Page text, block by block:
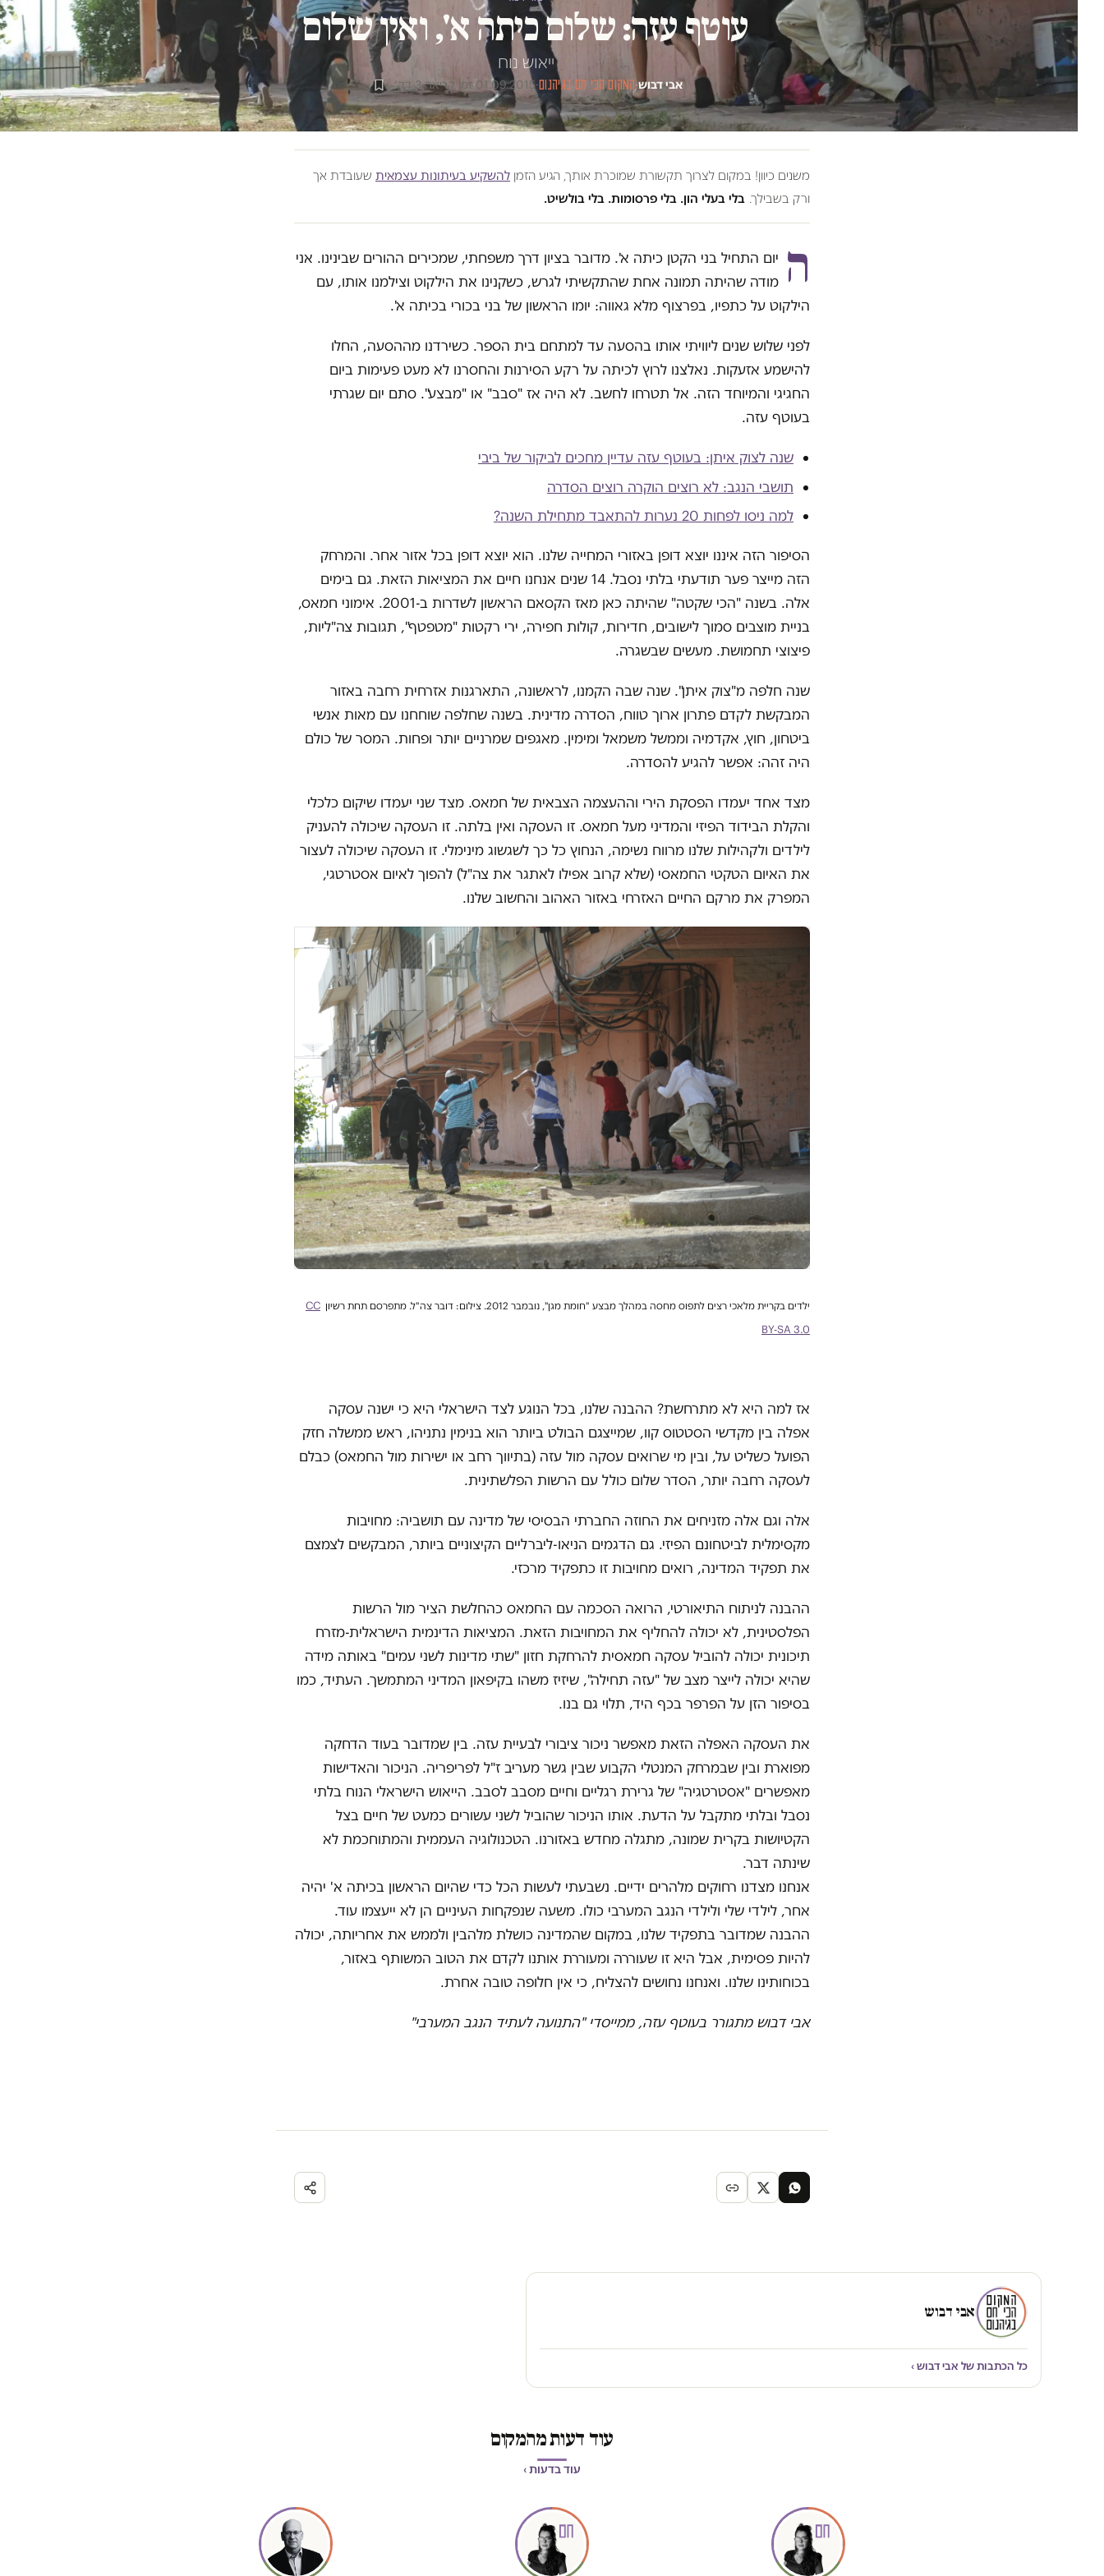
עוטף עזה: שלום כיתה א', ואין שלום
ייאוש נוח
אבי דבוש·המקום הכי חם בגיהנום·
01.09.2015
·זמן קריאה 3 דק׳
משנים כיוון! במקום לצרוך תקשורת שמוכרת אותך, הגיע הזמן להשקיע בעיתונות עצמאית שעובדת אך
ורק בשבילך. בלי בעלי הון. בלי פרסומות. בלי בולשיט.
ה יום התחיל בני הקטן כיתה א'. מדובר בציון דרך משפחתי, שמכירים ההורים שבינינו. אני
מודה שהיתה תמונה אחת שהתקשיתי לגרש, כשקנינו את הילקוט וצילמנו אותו, עם
הילקוט על כתפיו, בפרצוף מלא גאווה: יומו הראשון של בני בכורי בכיתה א'.
לפני שלוש שנים ליוויתי אותו בהסעה עד למתחם בית הספר. כשירדנו מההסעה, החלו
להישמע אזעקות. נאלצנו לרוץ לכיתה על רקע הסירנות והחסרנו לא מעט פעימות ביום
החגיגי והמיוחד הזה. אל תטרחו לחשב. לא היה אז "סבב" או "מבצע". סתם יום שגרתי
בעוטף עזה.
שנה לצוק איתן: בעוטף עזה עדיין מחכים לביקור של ביבי
תושבי הנגב: לא רוצים הוקרה רוצים הסדרה
למה ניסו לפחות 20 נערות להתאבד מתחילת השנה?
הסיפור הזה איננו יוצא דופן באזורי המחייה שלנו. הוא יוצא דופן בכל אזור אחר. והמרחק
הזה מייצר פער תודעתי בלתי נסבל. 14 שנים אנחנו חיים את המציאות הזאת. גם בימים
אלה. בשנה "הכי שקטה" שהיתה כאן מאז הקסאם הראשון לשדרות ב-2001. אימוני חמאס,
בניית מוצבים סמוך לישובים, חדירות, קולות חפירה, ירי רקטות "מטפטף", תגובות צה"ליות,
פיצוצי תחמושת. מעשים שבשגרה.
שנה חלפה מ"צוק איתן". שנה שבה הקמנו, לראשונה, התארגנות אזרחית רחבה באזור
המבקשת לקדם פתרון ארוך טווח, הסדרה מדינית. בשנה שחלפה שוחחנו עם מאות אנשי
ביטחון, חוץ, אקדמיה וממשל משמאל ומימין. מאגפים שמרניים יותר ופחות. המסר של כולם
היה זהה: אפשר להגיע להסדרה.
מצד אחד יעמדו הפסקת הירי וההעצמה הצבאית של חמאס. מצד שני יעמדו שיקום כלכלי
והקלת הבידוד הפיזי והמדיני מעל חמאס. זו העסקה ואין בלתה. זו העסקה שיכולה להעניק
לילדים ולקהילות שלנו מרווח נשימה, הנחוץ כל כך לשגשוג מינימלי. זו העסקה שיכולה לעצור
את האיום הטקטי החמאסי (שלא קרוב אפילו לאתגר את צה"ל) להפוך לאיום אסטרטגי,
המפרק את מרקם החיים האזרחי באזור האהוב והחשוב שלנו.
ילדים בקריית מלאכי רצים לתפוס מחסה במהלך מבצע "חומת מגן", נובמבר 2012. צילום: דובר צה"ל. מתפרסם תחת רשיון
CC
BY-SA 3.0
אז למה היא לא מתרחשת? ההבנה שלנו, בכל הנוגע לצד הישראלי היא כי ישנה עסקה
אפלה בין מקדשי הסטטוס קוו, שמייצגם הבולט ביותר הוא בנימין נתניהו, ראש ממשלה חזק
הפועל כשליט על, ובין מי שרואים עסקה מול עזה (בתיווך רחב או ישירות מול החמאס) כבלם
לעסקה רחבה יותר, הסדר שלום כולל עם הרשות הפלשתינית.
אלה וגם אלה מזניחים את החוזה החברתי הבסיסי של מדינה עם תושביה: מחויבות
מקסימלית לביטחונם הפיזי. גם הדגמים הניאו-ליברליים הקיצוניים ביותר, המבקשים לצמצם
את תפקיד המדינה, רואים מחויבות זו כתפקיד מרכזי.
ההבנה לניתוח התיאורטי, הרואה הסכמה עם החמאס כהחלשת הציר מול הרשות
הפלסטינית, לא יכולה להחליף את המחויבות הזאת. המציאות הדינמית הישראלית-מזרח
תיכונית יכולה להוביל עסקה חמאסית להרחקת חזון "שתי מדינות לשני עמים" באותה מידה
שהיא יכולה לייצר מצב של "עזה תחילה", שיזיז משהו בקיפאון המדיני המתמשך. העתיד, כמו
בסיפור הזן על הפרפר בכף היד, תלוי גם בנו.
את העסקה האפלה הזאת מאפשר ניכור ציבורי לבעיית עזה. בין שמדובר בעוד הדחקה
מפוארת ובין שבמרחק המנטלי הקבוע שבין גשר מעריב ז"ל לפריפריה. הניכור והאדישות
מאפשרים "אסטרטגיה" של גרירת רגליים וחיים מסבב לסבב. הייאוש הישראלי הנוח בלתי
נסבל ובלתי מתקבל על הדעת. אותו הניכור שהוביל לשני עשורים כמעט של חיים בצל
הקטיושות בקרית שמונה, מתגלה מחדש באזורנו. הטכנולוגיה העממית והמתוחכמת לא
שינתה דבר.
אנחנו מצדנו רחוקים מלהרים ידיים. נשבעתי לעשות הכל כדי שהיום הראשון בכיתה א' יהיה
אחר, לילדי שלי ולילדי הנגב המערבי כולו. משעה שנפקחות העיניים הן לא ייעצמו עוד.
ההבנה שמדובר בתפקיד שלנו, במקום שהמדינה כושלת מלהבין ולממש את אחריותה, יכולה
להיות פסימית, אבל היא זו שעוררה ומעוררת אותנו לקדם את הטוב המשותף באזור,
בכוחותינו שלנו. ואנחנו נחושים להצליח, כי אין חלופה טובה אחרת.
אבי דבוש מתגורר בעוטף עזה, ממייסדי "התנועה לעתיד הנגב המערבי"
אבי דבוש
כל הכתבות של אבי דבוש ›
עוד דעות מהמקום
עוד בדעות ›